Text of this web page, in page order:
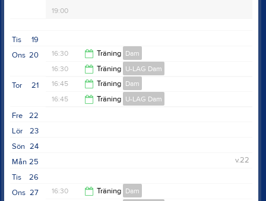
19:00
19
Tis
20
Ons 16:30 Träning Dam
18:00
16:30 Träning U-LAG Dam
18:00
21
Tor 16:45 Träning Dam
16:45 Träning U-LAG Dam
22
Fre
23
Lör
24
Sön
25
Mån
v.22
26
Tis
27
Ons 16:30 Träning Dam